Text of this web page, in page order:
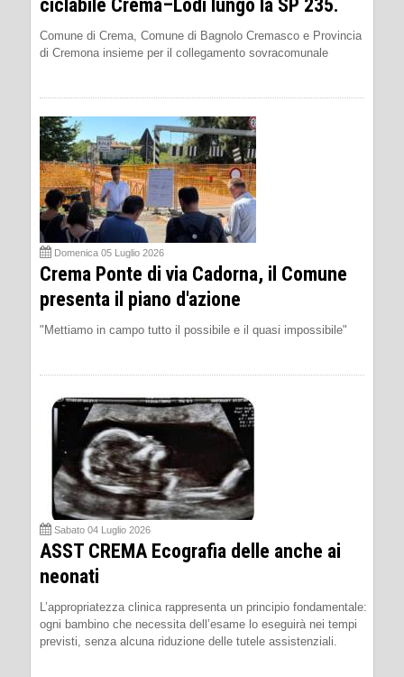
ciclabile Crema–Lodi lungo la SP 235.
Comune di Crema, Comune di Bagnolo Cremasco e Provincia
di Cremona insieme per il collegamento sovracomunale
Domenica 05 Luglio 2026
Crema Ponte di via Cadorna, il Comune
presenta il piano d'azione
"Mettiamo in campo tutto il possibile e il quasi impossibile"
Sabato 04 Luglio 2026
ASST CREMA Ecografia delle anche ai
neonati
L’appropriatezza clinica rappresenta un principio fondamentale:
ogni bambino che necessita dell’esame lo eseguirà nei tempi
previsti, senza alcuna riduzione delle tutele assistenziali.